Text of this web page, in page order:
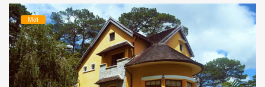
Mới